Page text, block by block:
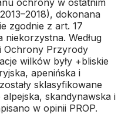
ochrony w ostatnim
dokonana
zgodnie z art. 17
niekorzystna. Według
Ochrony Przyrody
wilków były +bliskie
apenińska i
sklasyfikowane
skandynawska i
w opinii PROP.